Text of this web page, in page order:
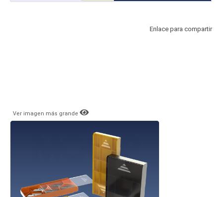
Enlace para compartir
Ver imagen más grande